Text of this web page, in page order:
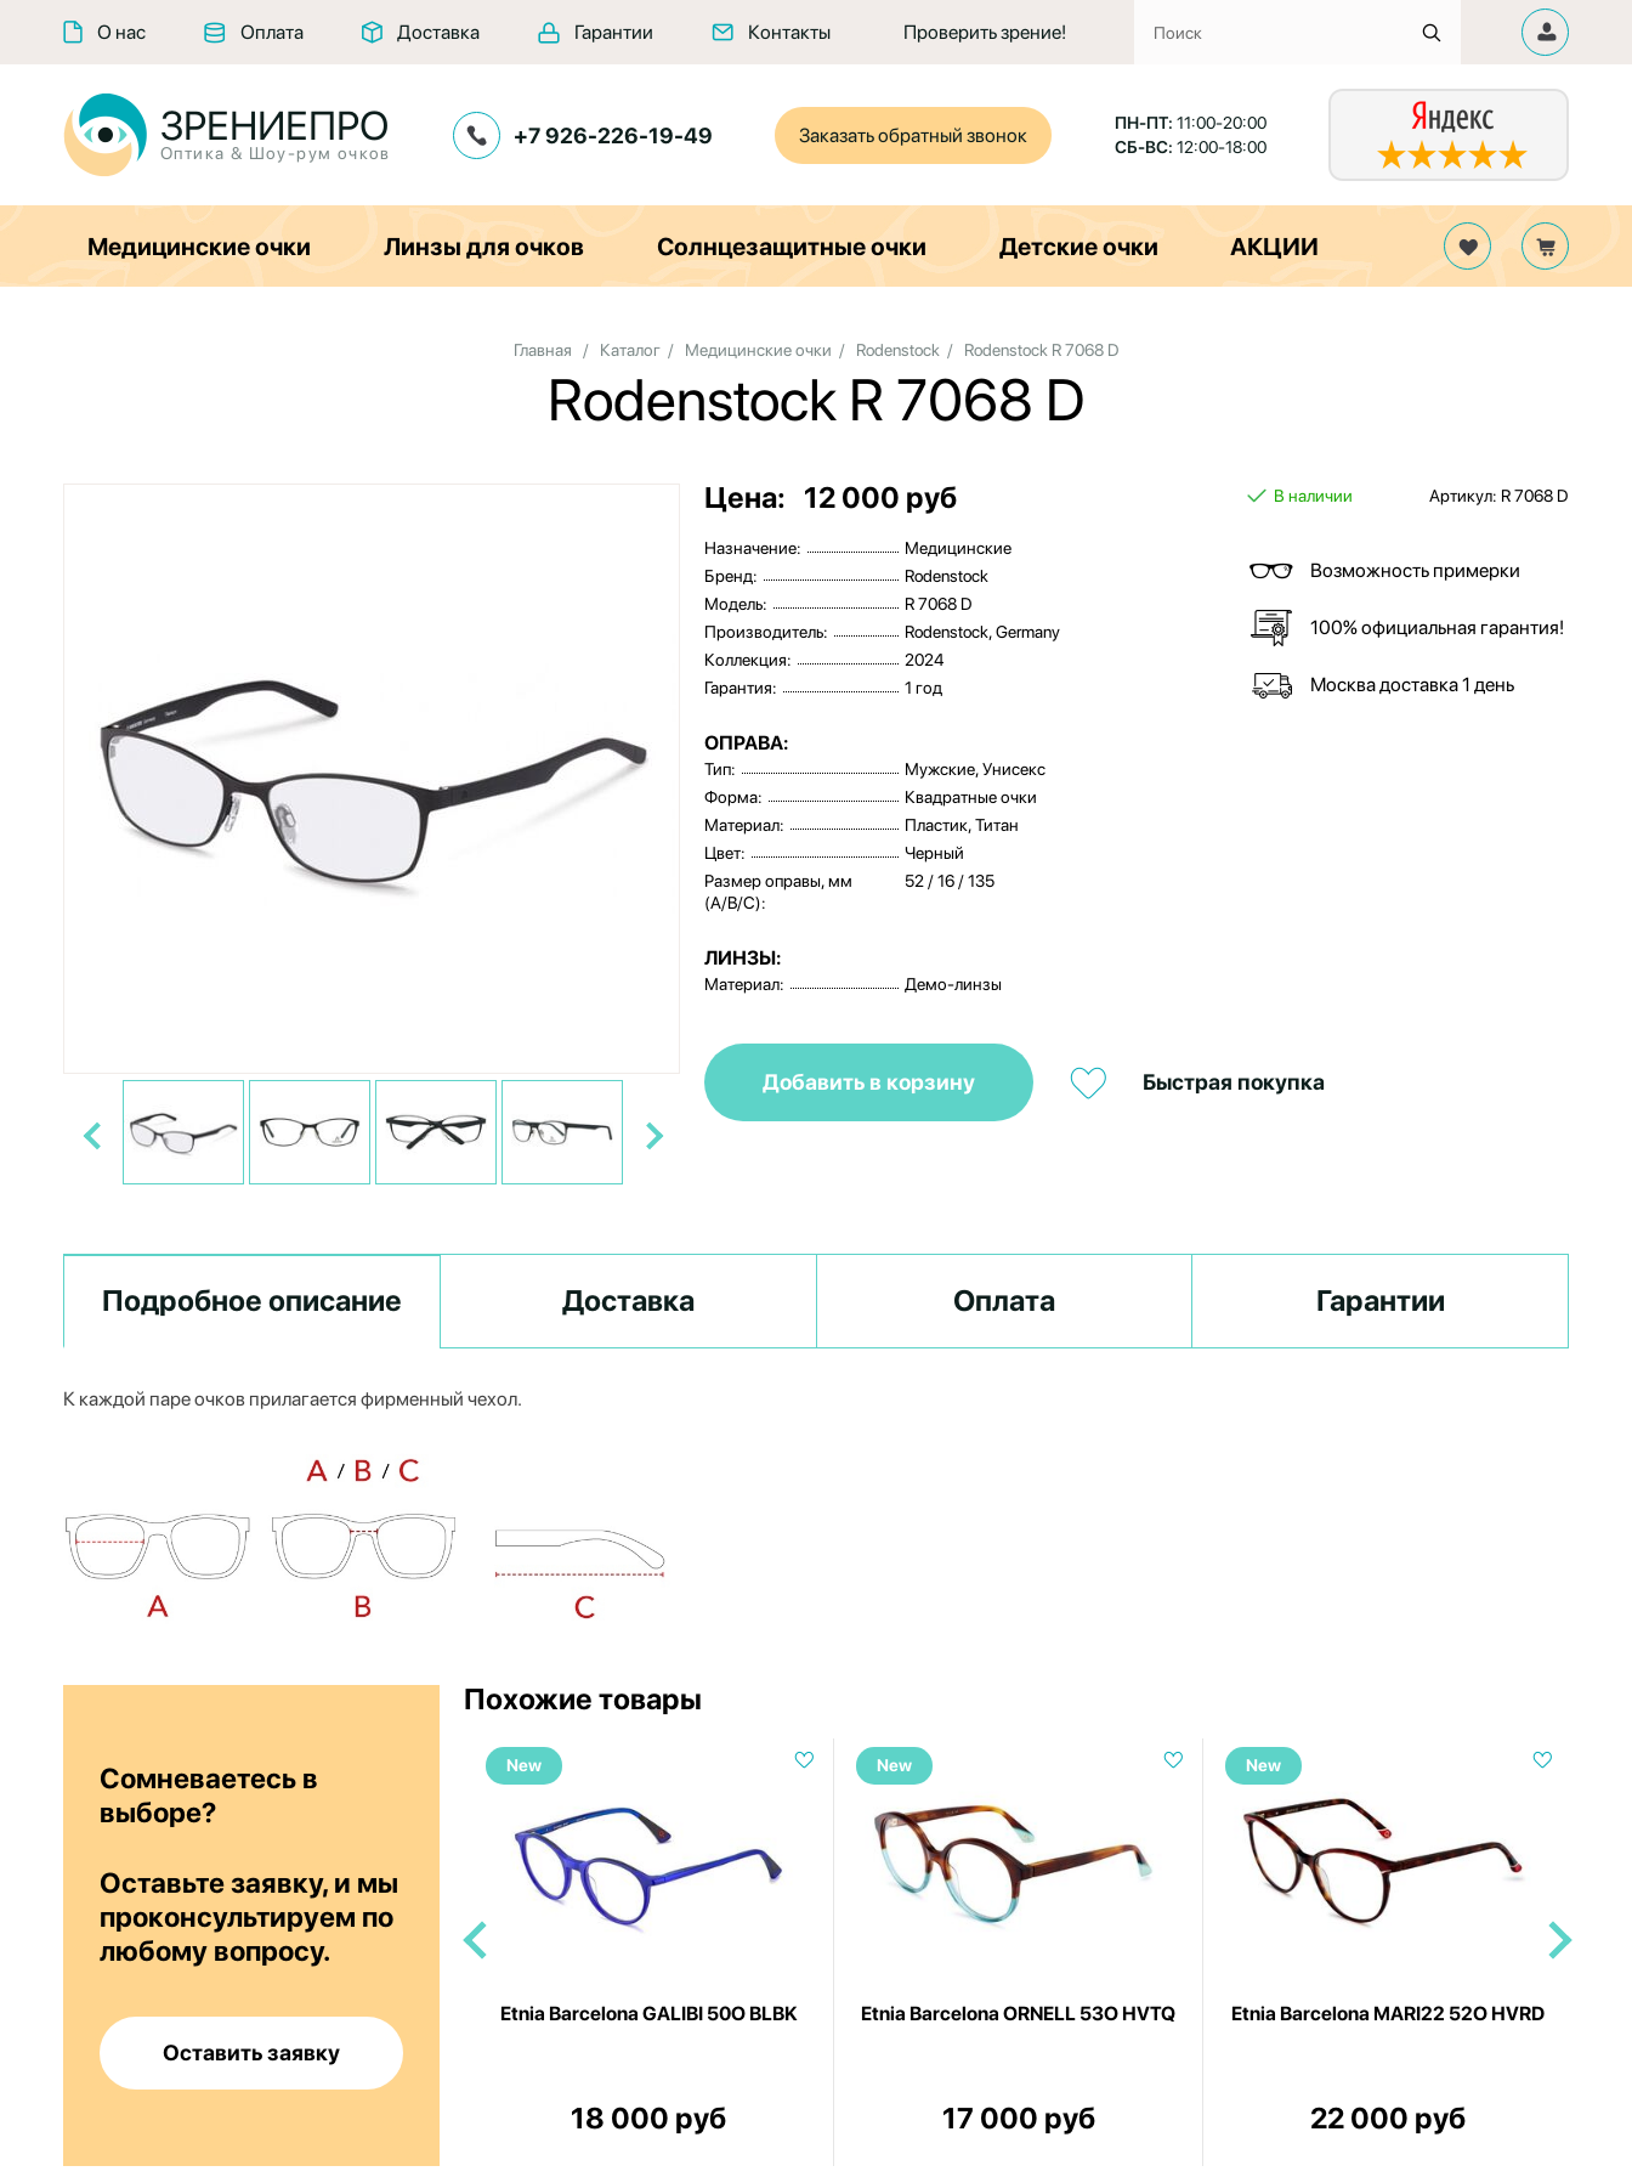
О нас Оплата Доставка Гарантии Контакты Проверить зрение!
ЗРЕНИЕПРО
Оптика & Шоу-рум очков
+7 926-226-19-49 Заказать обратный звонок
ПН-ПТ: 11:00-20:00
СБ-ВС: 12:00-18:00
Медицинские очки Линзы для очков Солнцезащитные очки Детские очки АКЦИИ
Главная / Каталог / Медицинские очки / Rodenstock /Rodenstock R 7068 D
Rodenstock R 7068 D
Цена: 12 000 руб
Назначение:
Медицинские
Бренд:
Rodenstock
Модель:
R 7068 D
Производитель:
Rodenstock, Germany
Коллекция:
2024
Гарантия:
1 год
ОПРАВА:
Тип:
Мужские, Унисекс
Форма:
Квадратные очки
Материал:
Пластик, Титан
Цвет:
Черный
Размер оправы, мм
(A/B/C):
52 / 16 / 135
ЛИНЗЫ:
Материал: Демо-линзы
В наличии Артикул: R 7068 D
Возможность примерки
100% официальная гарантия!
Москва доставка 1 день
Добавить в корзину Быстрая покупка
Подробное описание Доставка Оплата Гарантии
К каждой паре очков прилагается фирменный чехол.
Сомневаетесь в
выборе?
Оставьте заявку, и мы
проконсультируем по
любому вопросу.
Оставить заявку
Похожие товары
Etnia Barcelona LIGHT7 53O BK
New
Etnia Barcelona GALIBI 50O BLBK
18 000 руб
New
Etnia Barcelona ORNELL 53O HVTQ
17 000 руб
New
Etnia Barcelona MARI22 52O HVRD
22 000 руб